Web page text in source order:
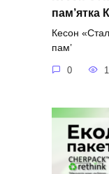
пам’ятка
Кесон
пам’
0